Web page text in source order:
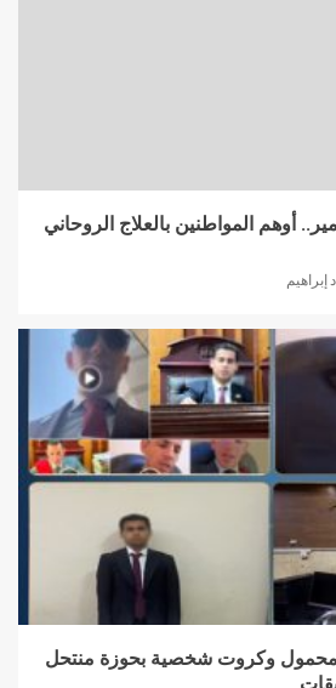
أوهم المواطنين بالعلاج الروحاني
إبراهيم
و3هاتف محمول وكروت شخصية بحوزة منتحل